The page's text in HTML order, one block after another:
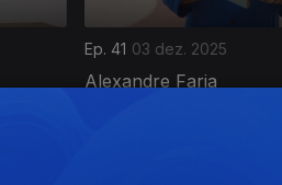
Ep. 41 03 dez. 2025
Alexandre Faria